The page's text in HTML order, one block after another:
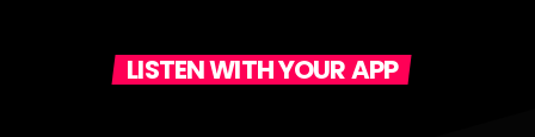
LISTEN WITH YOUR APP